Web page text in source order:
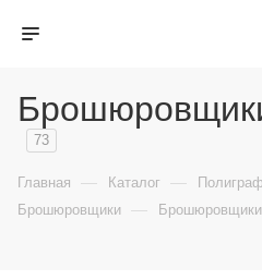
73
Главная — Каталог —
Брошюровщики —